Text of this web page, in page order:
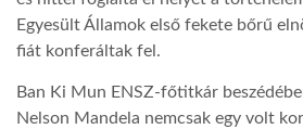
Egyesült Államok első fekete bőrű
fiát konferáltak fel.
Ban Ki Mun ENSZ-főtitkár
Nelson Mandela nemcsak egy volt